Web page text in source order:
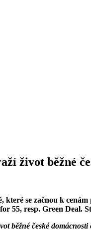
život běžné
které se začnou k
55, resp. Green Deal.
běžné české